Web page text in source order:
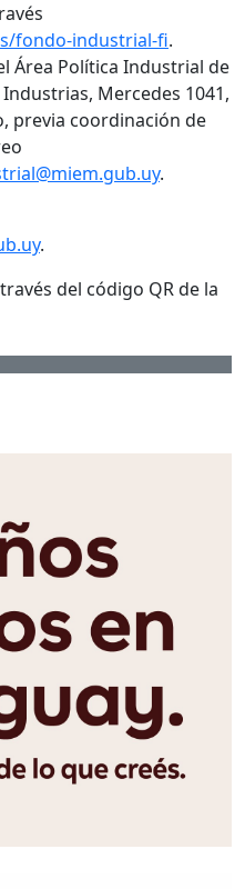
fondo-industrial-fi.
Área Política Industrial de
Mercedes 1041,
previa coordinación de
.
.
del código QR de la